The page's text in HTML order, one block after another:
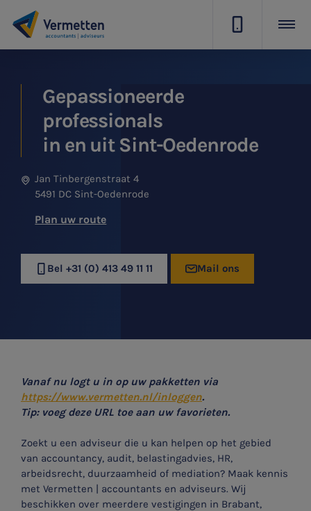
Gepassioneerde
professionals
in en uit Sint-Oedenrode
Jan Tinbergenstraat 4
5491 DC Sint-Oedenrode
Plan uw route
Bel +31 (0) 413 49 11 11 Mail ons
Vanaf nu logt u in op uw pakketten via
https://www.vermetten.nl/inloggen.
Tip: voeg deze URL toe aan uw favorieten.
Zoekt u een adviseur die u kan helpen op het gebied
van accountancy, audit, belastingadvies, HR,
arbeidsrecht, duurzaamheid of mediation? Maak kennis
met Vermetten | accountants en adviseurs. Wij
beschikken over meerdere vestigingen in Brabant,